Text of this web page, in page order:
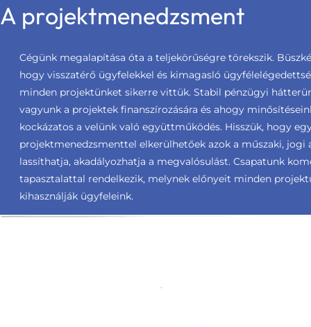
A projektmenedzsment
Cégünk megalapítása óta a teljekörűségre törekszik.
hogy visszatérő ügyfelekkel és kimagasló
minden projektünket sikerre vittük. Stabil pénzügyi
vagyunk a projektek finanszírozására és ahogy
kockázatos a velünk való együttműködés. Hisszük, hogy
projektmenedzsmenttel elkerülhetőek azok a műszaki, jogi
lassíthatja, akadályozhatja a megvalósulást. Csapatunk
tapasztalattal rendelkezik, melynek előnyeit minden
kihasználják ügyfeleink.